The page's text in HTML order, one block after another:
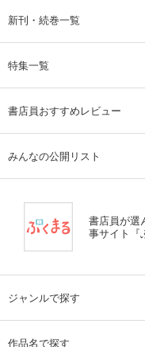
新刊・続巻一覧
特集一覧
書店員おすすめレビュー
みんなの公開リスト
書店員が選
事サイト『
ジャンルで探す
作品名で探す